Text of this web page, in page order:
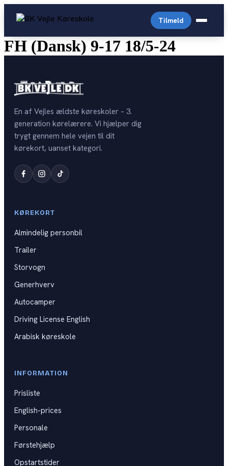
Arabisk køreskole
Driving License English
Generhverv
Trailer
Storvogn
Prisliste
English-prices
Kontakt
Kat C
Kat CE
Kat D
Spørgsmål til praktisk prøve
Videoguides til køreprøven
Digital Lægeattest
Køreprøvebooking
Drive4you
Teoriprøver
DKU
Tilmeld
FH (Dansk) 9-17 18/5-24
En af Vejles ældste køreskoler – 3.
generation kørelærere. Vi hjælper dig
trygt gennem hele vejen til dit
kørekort, uanset kategori.
KØREKORT
Almindelig personbil
Trailer
Storvogn
Generhverv
Autocamper
Driving License English
Arabisk køreskole
INFORMATION
Prisliste
English-prices
Personale
Førstehjælp
Opstartstider